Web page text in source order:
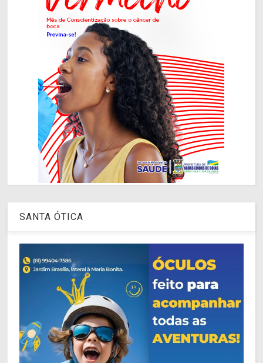
SANTA ÓTICA